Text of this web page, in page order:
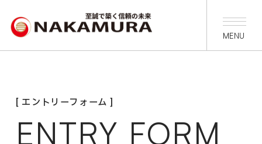
[ エントリーフォーム ]
ENTRY FORM